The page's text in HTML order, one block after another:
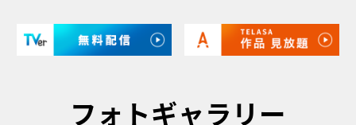
フォトギャラリー